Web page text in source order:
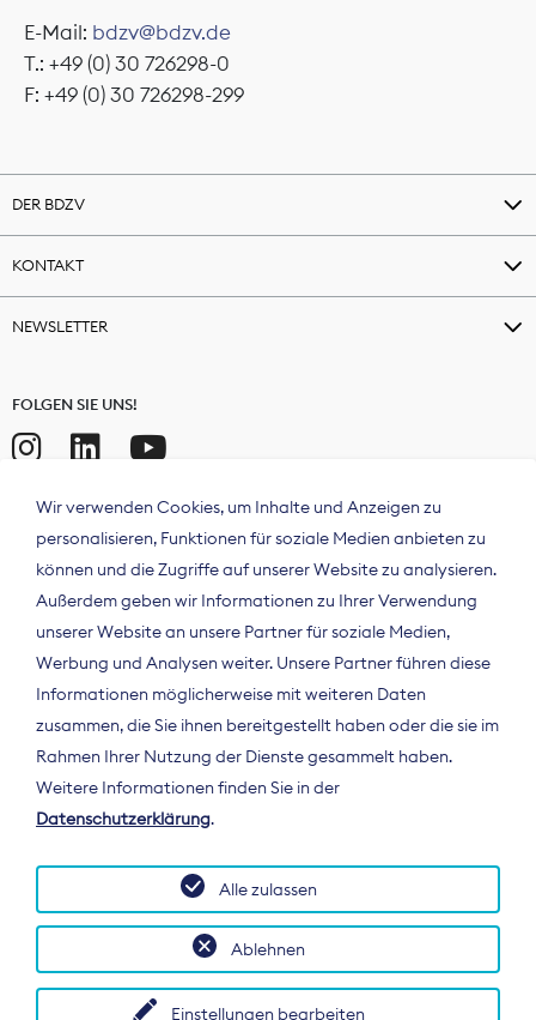
E-Mail: bdzv@bdzv.de
T.: +49 (0) 30 726298-0
F: +49 (0) 30 726298-299
DER BDZV
KONTAKT
NEWSLETTER
FOLGEN SIE UNS!
Der Bundesverband Digitalpublisher und
Zeitungsverleger (BDZV) vertritt als
Spitzenorganisation die Interessen der
Deutschland und auf EU-Ebene.
Wir verwenden Cookies, um Inhalte und Anzeigen zu
personalisieren, Funktionen für soziale Medien anbieten zu
können und die Zugriffe auf unserer Website zu analysieren.
Außerdem geben wir Informationen zu Ihrer Verwendung
unserer Website an unsere Partner für soziale Medien,
Werbung und Analysen weiter. Unsere Partner führen diese
Informationen möglicherweise mit weiteren Daten
zusammen, die Sie ihnen bereitgestellt haben oder die sie im
Rahmen Ihrer Nutzung der Dienste gesammelt haben.
Weitere Informationen finden Sie in der
Datenschutzerklärung.
Einstellungen bearbeiten
Ablehnen
Alle zulassen